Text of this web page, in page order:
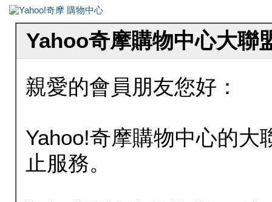
Yahoo奇摩購物中心大聯
親愛的會員朋友您好：
Yahoo!奇摩購物中心的大
止服務。